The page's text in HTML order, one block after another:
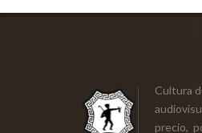
Cultura
precio,